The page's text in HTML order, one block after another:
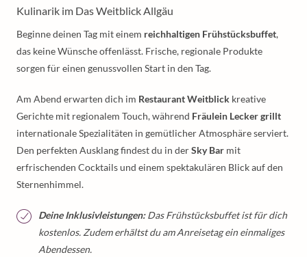
Kulinarik im Das Weitblick Allgäu
Beginne deinen Tag mit einem reichhaltigen Frühstücksbuffet,
das keine Wünsche offenlässt. Frische, regionale Produkte
sorgen für einen genussvollen Start in den Tag.
Am Abend erwarten dich im Restaurant Weitblick kreative
Gerichte mit regionalem Touch, während Fräulein Lecker grillt
internationale Spezialitäten in gemütlicher Atmosphäre serviert.
Den perfekten Ausklang findest du in derSky Bar mit
erfrischenden Cocktails und einem spektakulären Blick auf den
Sternenhimmel.
Deine Inklusivleistungen:Das Frühstücksbuffet ist für dich
kostenlos. Zudem erhältst du am Anreisetag ein einmaliges
Abendessen.